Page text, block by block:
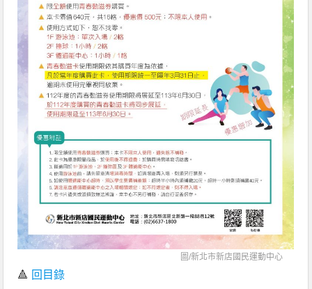
圖/新北市新店國民運動中心
🔺 回目錄